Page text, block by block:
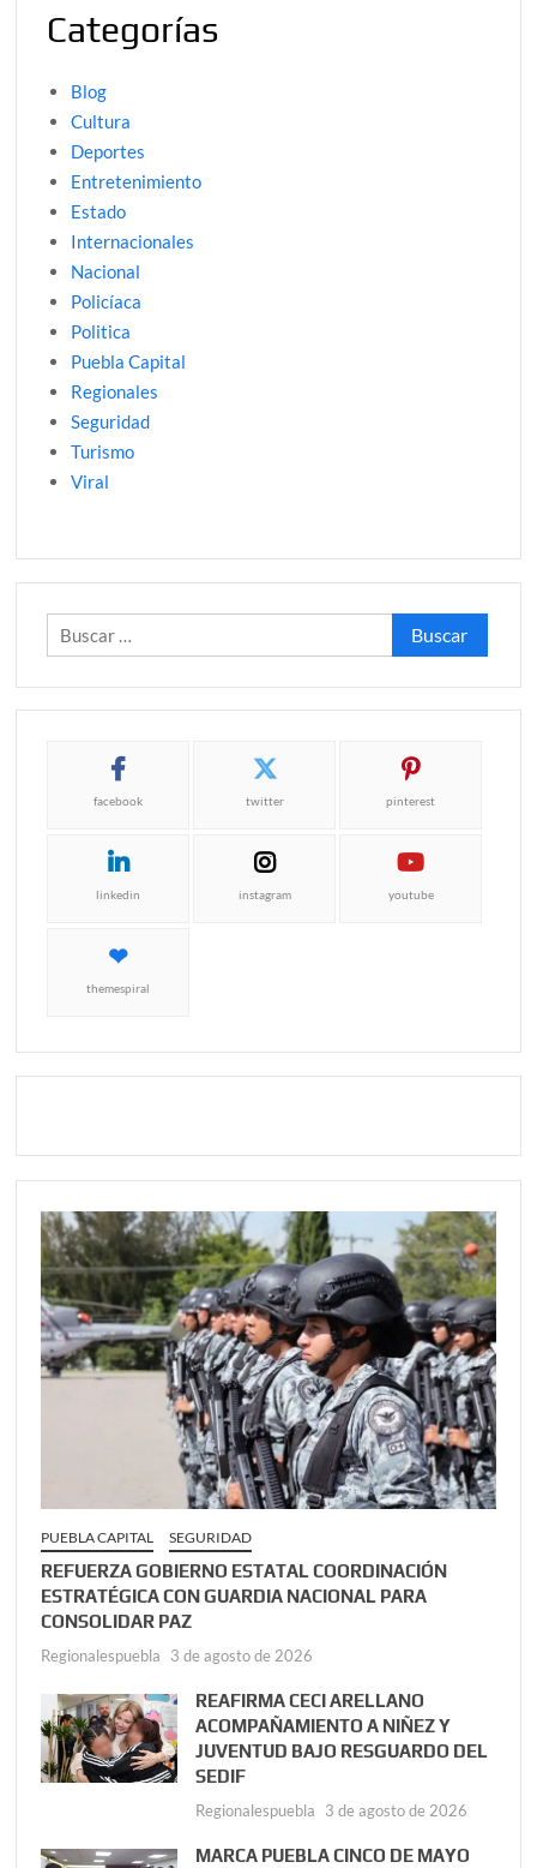
Categorías
Blog
Cultura
Deportes
Entretenimiento
Estado
Internacionales
Nacional
Policíaca
Politica
Puebla Capital
Regionales
Seguridad
Turismo
Viral
Buscar:
facebook twitter pinterest
linkedin instagram youtube
themespiral
PUEBLA CAPITAL SEGURIDAD
REFUERZA GOBIERNO ESTATAL COORDINACIÓN
ESTRATÉGICA CON GUARDIA NACIONAL PARA
CONSOLIDAR PAZ
Regionalespuebla 3 de agosto de 2026
REAFIRMA CECI ARELLANO
ACOMPAÑAMIENTO A NIÑEZ Y
JUVENTUD BAJO RESGUARDO DEL
SEDIF
Regionalespuebla 3 de agosto de 2026
MARCA PUEBLA CINCO DE MAYO